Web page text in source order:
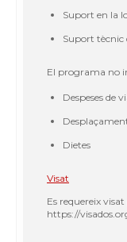
Suport en la
Suport tècnic
El programa no
Despeses de
Dietes
Visat
Es requereix
https://